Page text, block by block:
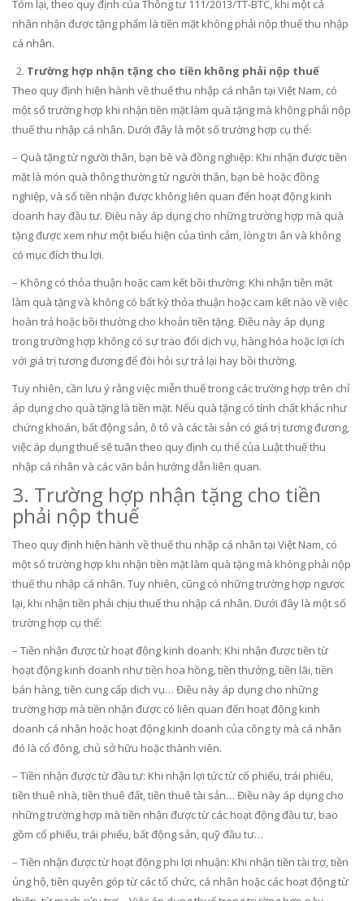
Tóm lại, theo quy định của Thông tư 111/2013/TT-BTC, khi một cá
nhân nhận được tặng phẩm là tiền mặt không phải nộp thuế thu nhập
cá nhân.
Trường hợp nhận tặng cho tiền không phải nộp thuế
Theo quy định hiện hành về thuế thu nhập cá nhân tại Việt Nam, có
một số trường hợp khi nhận tiền mặt làm quà tặng mà không phải nộp
thuế thu nhập cá nhân. Dưới đây là một số trường hợp cụ thể:
– Quà tặng từ người thân, bạn bè và đồng nghiệp: Khi nhận được tiền
mặt là món quà thông thường từ người thân, bạn bè hoặc đồng
nghiệp, và số tiền nhận được không liên quan đến hoạt động kinh
doanh hay đầu tư. Điều này áp dụng cho những trường hợp mà quà
tặng được xem như một biểu hiện của tình cảm, lòng tri ân và không
có mục đích thu lợi.
– Không có thỏa thuận hoặc cam kết bồi thường: Khi nhận tiền mặt
làm quà tặng và không có bất kỳ thỏa thuận hoặc cam kết nào về việc
hoàn trả hoặc bồi thường cho khoản tiền tặng. Điều này áp dụng
trong trường hợp không có sự trao đổi dịch vụ, hàng hóa hoặc lợi ích
với giá trị tương đương để đòi hỏi sự trả lại hay bồi thường.
Tuy nhiên, cần lưu ý rằng việc miễn thuế trong các trường hợp trên chỉ
áp dụng cho quà tặng là tiền mặt. Nếu quà tặng có tính chất khác như
chứng khoán, bất động sản, ô tô và các tài sản có giá trị tương đương,
việc áp dụng thuế sẽ tuân theo quy định cụ thể của Luật thuế thu
nhập cá nhân và các văn bản hướng dẫn liên quan.
3. Trường hợp nhận tặng cho tiền
phải nộp thuế
Theo quy định hiện hành về thuế thu nhập cá nhân tại Việt Nam, có
một số trường hợp khi nhận tiền mặt làm quà tặng mà không phải nộp
thuế thu nhập cá nhân. Tuy nhiên, cũng có những trường hợp ngược
lại, khi nhận tiền phải chịu thuế thu nhập cá nhân. Dưới đây là một số
trường hợp cụ thể:
– Tiền nhận được từ hoạt động kinh doanh: Khi nhận được tiền từ
hoạt động kinh doanh như tiền hoa hồng, tiền thưởng, tiền lãi, tiền
bán hàng, tiền cung cấp dịch vụ… Điều này áp dụng cho những
trường hợp mà tiền nhận được có liên quan đến hoạt động kinh
doanh cá nhân hoặc hoạt động kinh doanh của công ty mà cá nhân
đó là cổ đông, chủ sở hữu hoặc thành viên.
– Tiền nhận được từ đầu tư: Khi nhận lợi tức từ cổ phiếu, trái phiếu,
tiền thuê nhà, tiền thuê đất, tiền thuê tài sản… Điều này áp dụng cho
những trường hợp mà tiền nhận được từ các hoạt động đầu tư, bao
gồm cổ phiếu, trái phiếu, bất động sản, quỹ đầu tư…
– Tiền nhận được từ hoạt động phi lợi nhuận: Khi nhận tiền tài trợ, tiền
ủng hộ, tiền quyên góp từ các tổ chức, cá nhân hoặc các hoạt động từ